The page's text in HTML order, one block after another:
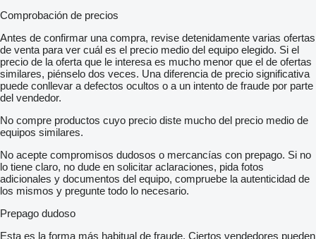
Comprobación de precios
Antes de confirmar una compra, revise detenidamente varias ofertas
de venta para ver cuál es el precio medio del equipo elegido. Si el
precio de la oferta que le interesa es mucho menor que el de ofertas
similares, piénselo dos veces. Una diferencia de precio significativa
puede conllevar a defectos ocultos o a un intento de fraude por parte
del vendedor.
No compre productos cuyo precio diste mucho del precio medio de
equipos similares.
No acepte compromisos dudosos o mercancías con prepago. Si no
lo tiene claro, no dude en solicitar aclaraciones, pida fotos
adicionales y documentos del equipo, compruebe la autenticidad de
los mismos y pregunte todo lo necesario.
Prepago dudoso
Esta es la forma más habitual de fraude. Ciertos vendedores pueden